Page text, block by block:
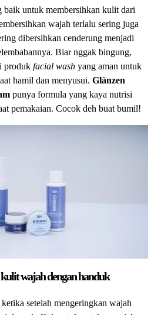
baik untuk membersihkan kulit dari
wajah terlalu sering juga
dibersihkan cenderung menjadi
Biar nggak bingung,
produkfacial wash yang aman untuk
hamil dan menyusui.Glänzen
punya formula yang kaya nutrisi
pemakaian. Cocok deh buat bumil!
wajah dengan handuk
setelah mengeringkan wajah